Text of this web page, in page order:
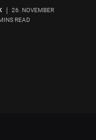
26. NOVEMBER
READ